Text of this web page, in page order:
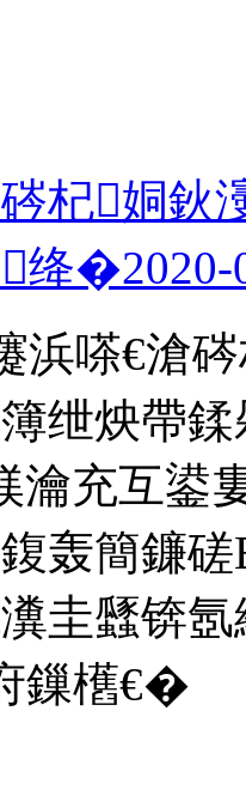
杞姛鈥
绛�2020-
浜嗏€滄
绁炴帶
瀹充互鍙
轰簡鐮
圭瓥锛
鏁欍€�